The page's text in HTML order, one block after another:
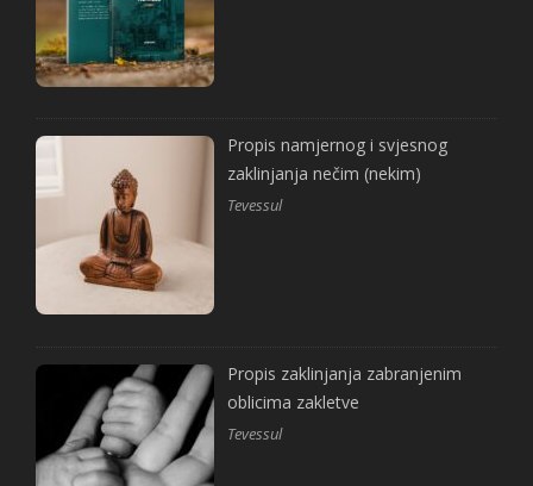
Propis namjernog i svjesnog
zaklinjanja nečim (nekim)
Tevessul
Propis zaklinjanja zabranjenim
oblicima zakletve
Tevessul